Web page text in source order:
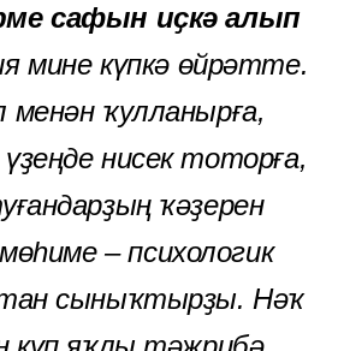
сафын иҫкә алып
мине күпкә өйрәтте.
ҡулланырға,
нисек тоторға,
ҡәҙерен
– психологик
сыныҡтырҙы. Нәҡ